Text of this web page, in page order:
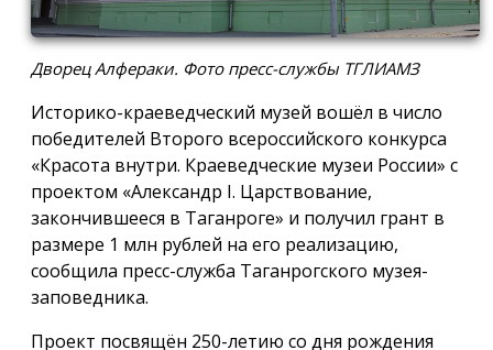
Дворец Алфераки. Фото пресс-службы ТГЛИАМЗ
Историко-краеведческий музей вошёл в число
победителей Второго всероссийского конкурса
«Красота внутри. Краеведческие музеи России» с
проектом «Александр I. Царствование,
закончившееся в Таганроге» и получил грант в
размере 1 млн рублей на его реализацию,
сообщила пресс-служба Таганрогского музея-
заповедника.
Проект посвящён 250-летию со дня рождения